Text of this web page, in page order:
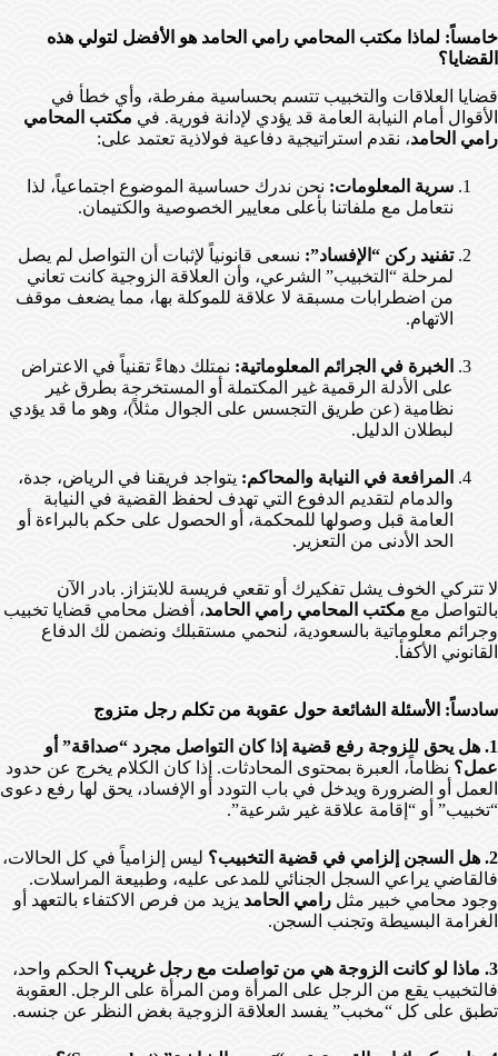
خامساً: لماذا مكتب المحامي رامي الحامد هو الأفضل لتولي هذه
القضايا؟
قضايا العلاقات والتخبيب تتسم بحساسية مفرطة، وأي خطأ في
الأقوال أمام النيابة العامة قد يؤدي لإدانة فورية. في مكتب المحامي
رامي الحامد، نقدم استراتيجية دفاعية فولاذية تعتمد على:
سرية المعلومات: نحن ندرك حساسية الموضوع اجتماعياً، لذا
نتعامل مع ملفاتنا بأعلى معايير الخصوصية والكتيمان.
تفنيد ركن “الإفساد”: نسعى قانونياً لإثبات أن التواصل لم يصل
لمرحلة “التخبيب” الشرعي، وأن العلاقة الزوجية كانت تعاني
من اضطرابات مسبقة لا علاقة للموكلة بها، مما يضعف موقف
الاتهام.
الخبرة في الجرائم المعلوماتية: نمتلك دهاءً تقنياً في الاعتراض
على الأدلة الرقمية غير المكتملة أو المستخرجة بطرق غير
نظامية (عن طريق التجسس على الجوال مثلاً)، وهو ما قد يؤدي
لبطلان الدليل.
المرافعة في النيابة والمحاكم: يتواجد فريقنا في الرياض، جدة،
والدمام لتقديم الدفوع التي تهدف لحفظ القضية في النيابة
العامة قبل وصولها للمحكمة، أو الحصول على حكم بالبراءة أو
الحد الأدنى من التعزير.
لا تتركي الخوف يشل تفكيرك أو تقعي فريسة للابتزاز. بادر الآن
بالتواصل مع مكتب المحامي رامي الحامد، أفضل محامي قضايا تخبيب
وجرائم معلوماتية بالسعودية، لنحمي مستقبلك ونضمن لك الدفاع
القانوني الأكفأ.
سادساً: الأسئلة الشائعة حول عقوبة من تكلم رجل متزوج
1. هل يحق للزوجة رفع قضية إذا كان التواصل مجرد “صداقة” أو
عمل؟ نظاماً، العبرة بمحتوى المحادثات. إذا كان الكلام يخرج عن حدود
العمل أو الضرورة ويدخل في باب التودد أو الإفساد، يحق لها رفع دعوى
“تخبيب” أو “إقامة علاقة غير شرعية”.
2. هل السجن إلزامي في قضية التخبيب؟
ليس إلزامياً في كل الحالات،
فالقاضي يراعي السجل الجنائي للمدعى عليه، وطبيعة المراسلات.
وجود محامي خبير مثل رامي الحامد يزيد من فرص الاكتفاء بالتعهد أو
الغرامة البسيطة وتجنب السجن.
3. ماذا لو كانت الزوجة هي من تواصلت مع رجل غريب؟
الحكم واحد،
فالتخبيب يقع من الرجل على المرأة ومن المرأة على الرجل. العقوبة
تطبق على كل “مخبب” يفسد العلاقة الزوجية بغض النظر عن جنسه.